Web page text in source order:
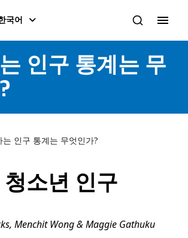
국어
인구 통계는 무
인구 통계는 무엇인가?
소년 인구
Menchit Wong & Maggie Gathuku